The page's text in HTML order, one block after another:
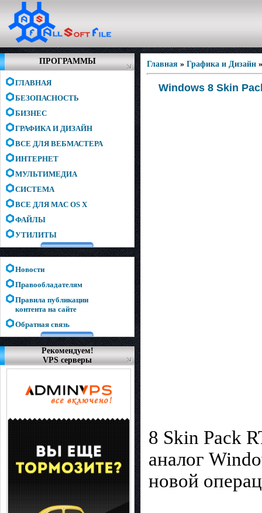
ПРОГРАММЫ
ГЛАВНАЯ
БЕЗОПАСНОСТЬ
БИЗНЕС
ГРАФИКА И ДИЗАЙН
ВСЕ ДЛЯ ВЕБМАСТЕРА
ИНТЕРНЕТ
МУЛЬТИМЕДИА
СИСТЕМА
ВСЕ ДЛЯ MAC OS X
ФАЙЛЫ
УТИЛИТЫ
Новости
Правообладателям
Правила публикации
контента на сайте
Обратная связь
Рекомендуем!
VPS серверы
Главная » Графика и Дизайн
Windows 8 Skin
8 Skin Pack
аналог
новой